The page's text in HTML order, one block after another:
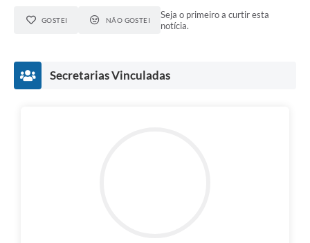
GOSTEI NÃO GOSTEI
Seja o primeiro a curtir esta
notícia.
Secretarias Vinculadas